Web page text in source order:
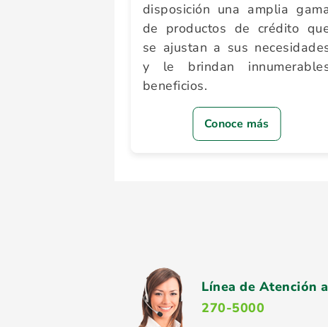
disposición una amplia
de productos de crédito
se ajustan a sus
y le brindan
beneficios.
Conoce más
Línea de Atención
270-5000